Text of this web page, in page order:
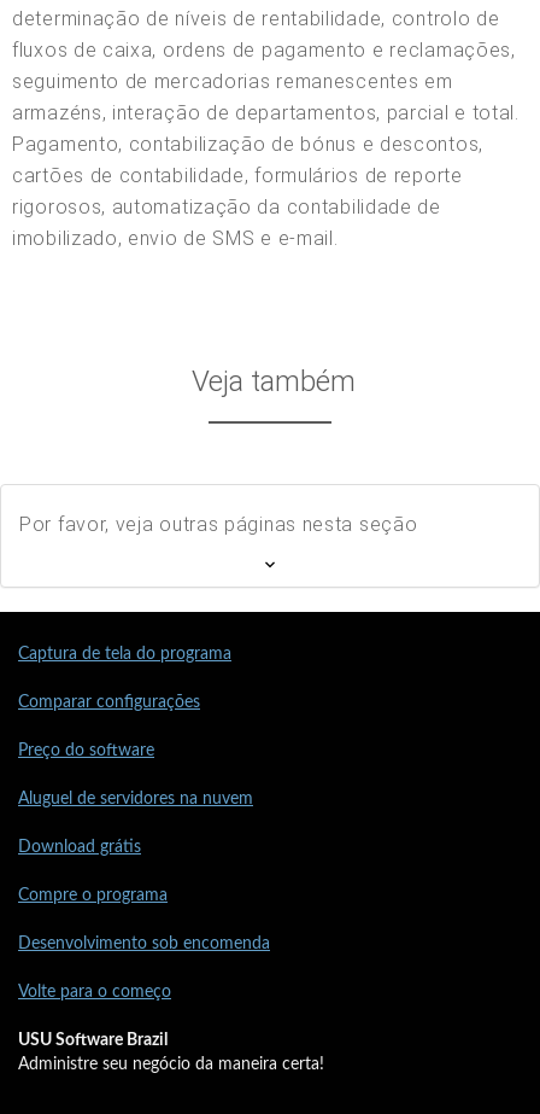
determinação de níveis de rentabilidade, controlo de
fluxos de caixa, ordens de pagamento e reclamações,
seguimento de mercadorias remanescentes em
armazéns, interação de departamentos, parcial e total.
Pagamento, contabilização de bónus e descontos,
cartões de contabilidade, formulários de reporte
rigorosos, automatização da contabilidade de
imobilizado, envio de SMS e e-mail.
Veja também
Por favor, veja outras páginas nesta seção
Captura de tela do programa
Comparar configurações
Preço do software
Aluguel de servidores na nuvem
Download grátis
Compre o programa
Desenvolvimento sob encomenda
Volte para o começo
USU Software Brazil
Administre seu negócio da maneira certa!